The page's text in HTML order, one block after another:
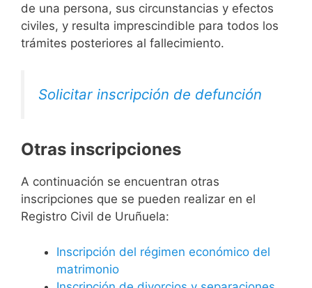
de una persona, sus circunstancias y efectos
civiles, y resulta imprescindible para todos los
trámites posteriores al fallecimiento.
Solicitar inscripción de defunción
Otras inscripciones
A continuación se encuentran otras
inscripciones que se pueden realizar en el
Registro Civil de Uruñuela:
Inscripción del régimen económico del
matrimonio